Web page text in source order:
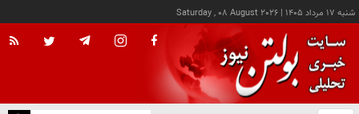
شنبه ۱۷ مرداد ۱۴۰۵ |
Saturday , 08 August 2026